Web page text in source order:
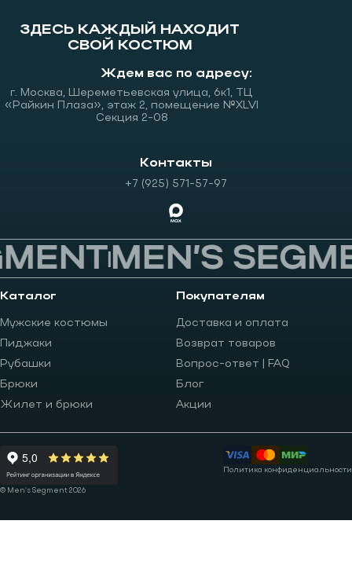
ЗДЕСЬ КАЖДЫЙ НАХОДИТ
СВОЙ КОСТЮМ
Ждем вас по адресу:
г. Москва, Шереметьевская улица, 6к1, ТЦ
«Райкин Плаза», этаж 2, помещение №XLVI
Секция 2-08
Контакты
+7 (925) 571-57-97
MEN’S
Каталог
Мужские костюмы
Пиджаки
Рубашки
Брюки
Жилет и брюки
Покупателям
Доставка и оплата
Возврат товаров
Вопрос-ответ | FAQ
Блог
Акции
© Men’s Segment 2026
Политика конфиденциальности